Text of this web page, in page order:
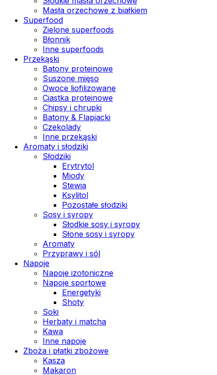
Masła orzechowe z białkiem
Superfood
Zielone superfoods
Błonnik
Inne superfoods
Przekąski
Batony proteinowe
Suszone mięso
Owoce liofilizowane
Ciastka proteinowe
Chipsy i chrupki
Batony & Flapjacki
Czekolady
Inne przekąski
Aromaty i słodziki
Słodziki
Erytrytol
Miody
Stewia
Ksylitol
Pozostałe słodziki
Sosy i syropy
Słodkie sosy i syropy
Słone sosy i syropy
Aromaty
Przyprawy i sól
Napoje
Napoje izotoniczne
Napoje sportowe
Energetyki
Shoty
Soki
Herbaty i matcha
Kawa
Inne napoje
Zboża i płatki zbożowe
Kasza
Makaron